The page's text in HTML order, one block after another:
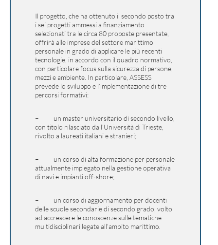
Il progetto, che ha ottenuto il secondo posto tra
i sei progetti ammessi a finanziamento
selezionati tra le circa 80 proposte presentate,
offrirà alle imprese del settore marittimo
personale in grado di applicare le più recenti
tecnologie, in accordo con il quadro normativo,
con particolare focus sulla sicurezza di persone,
mezzi e ambiente. In particolare, ASSESS
prevede lo sviluppo e l’implementazione di tre
percorsi formativi:
– un master universitario di secondo livello,
con titolo rilasciato dall’Università di Trieste,
rivolto a laureati italiani e stranieri;
– un corso di alta formazione per personale
attualmente impiegato nella gestione operativa
di navi e impianti off-shore;
– un corso di aggiornamento per docenti
delle scuole secondarie di secondo grado, volto
ad accrescere le conoscenze sulle tematiche
multidisciplinari legate all’ambito marittimo.